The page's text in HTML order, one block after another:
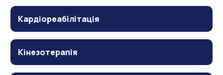
Кардіореабілітація
Кінезотерапія